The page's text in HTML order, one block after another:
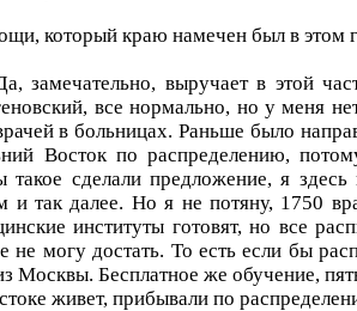
который краю намечен был в этом
замечательно, выручает в этой
все нормально, но у меня
в больницах. Раньше было
Восток по распределению,
такое сделали предложение, я
и так далее. Но я не потяну, 1750
институты готовят, но все
не могу достать. То есть если бы
Москвы. Бесплатное же обучение,
живет, прибывали по